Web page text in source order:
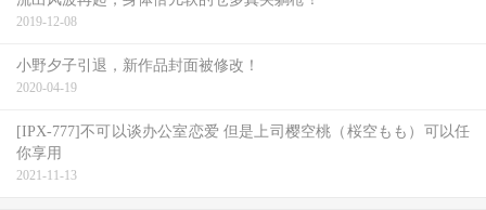
这些角色完全相信自己的故事，没有这些故事我们就不存
故事，确实有如此强大力量，只要愿意抱持着信念，任何不
2019-12-08
小野夕子引退，新作品封面被修改！
2020-04-19
[IPX-777]不可以谈办公室恋爱 但是上司樱空桃（桜空もも）可以任
你享用
2021-11-13